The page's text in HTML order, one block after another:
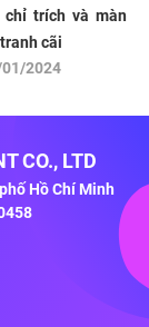
trích và màn
cãi
2024
CO., LTD
Hồ Chí Minh